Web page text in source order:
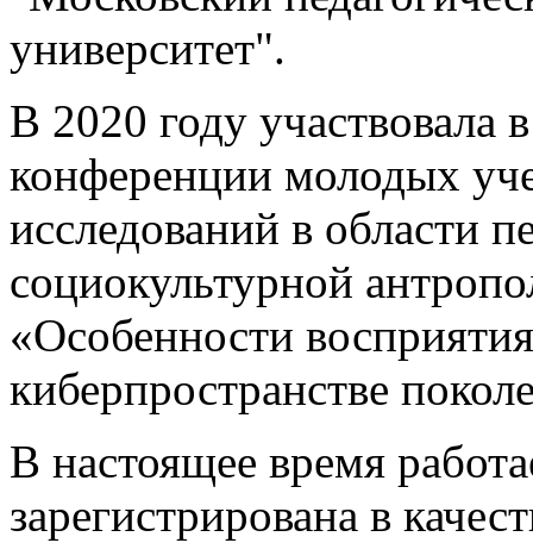
университет".
В 2020 году участвовала
конференции молодых
исследований в области
социокультурной
«Особенности
киберпространстве
В настоящее время
зарегистрирована в